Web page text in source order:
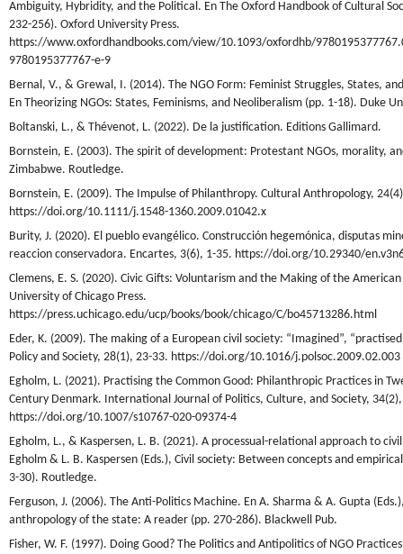
Ambiguity, Hybridity, and the Political. En The Oxford Handbook of Cultural
232-256). Oxford University Press.
https://www.oxfordhandbooks.com/view/10.1093/oxfordhb/
9780195377767-e-9
Bernal, V., & Grewal, I. (2014). The NGO Form: Feminist Struggles, States,
En Theorizing NGOs: States, Feminisms, and Neoliberalism (pp. 1-18). Duke
Boltanski, L., & Thévenot, L. (2022). De la justification. Editions Gallimard.
Bornstein, E. (2003). The spirit of development: Protestant NGOs, morality,
Zimbabwe. Routledge.
Bornstein, E. (2009). The Impulse of Philanthropy. Cultural Anthropology,
https://doi.org/10.1111/j.1548-1360.2009.01042.x
Burity, J. (2020). El pueblo evangélico. Construcción hegemónica, disputas
reaccion conservadora. Encartes, 3(6), 1-35. https://doi.org/10.29340/
Clemens, E. S. (2020). Civic Gifts: Voluntarism and the Making of the
University of Chicago Press.
https://press.uchicago.edu/ucp/books/book/chicago/C/bo45713286.html
Eder, K. (2009). The making of a European civil society: “Imagined”,
Policy and Society, 28(1), 23-33. https://doi.org/10.1016/j.polsoc.2009.02.003
Egholm, L. (2021). Practising the Common Good: Philanthropic Practices in
Century Denmark. International Journal of Politics, Culture, and Society,
https://doi.org/10.1007/s10767-020-09374-4
Egholm, L., & Kaspersen, L. B. (2021). A processual-relational approach to
Egholm & L. B. Kaspersen (Eds.), Civil society: Between concepts and
3-30). Routledge.
Ferguson, J. (2006). The Anti-Politics Machine. En A. Sharma & A. Gupta
anthropology of the state: A reader (pp. 270-286). Blackwell Pub.
Fisher, W. F. (1997). Doing Good? The Politics and Antipolitics of NGO